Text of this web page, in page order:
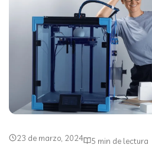
23 de marzo, 2024 5 min de lectura